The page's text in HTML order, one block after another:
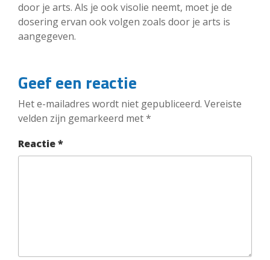
door je arts. Als je ook visolie neemt, moet je de
dosering ervan ook volgen zoals door je arts is
aangegeven.
Geef een reactie
Het e-mailadres wordt niet gepubliceerd. Vereiste
velden zijn gemarkeerd met*
Reactie*